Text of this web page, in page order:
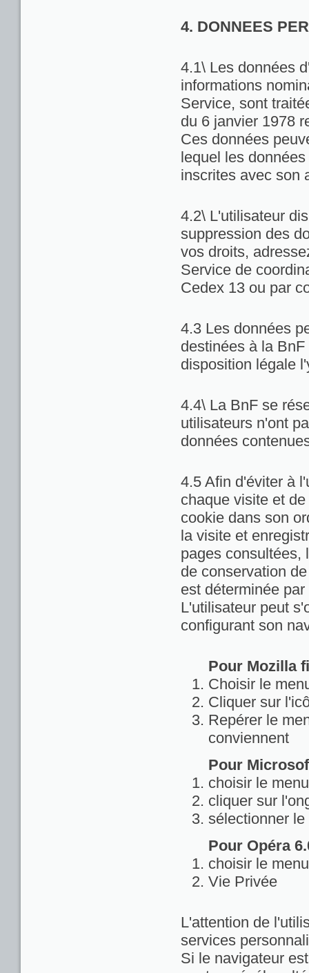
4. DONNEES
4.1\ Les données
informations
Service, sont
du 6 janvier 1978
Ces données
lequel les
inscrites avec son
4.2\ L'utilisateur
suppression des
vos droits,
Service de
Cedex 13 ou par
4.3 Les données
destinées à la
disposition légale
4.4\ La BnF se
utilisateurs n'ont
données
4.5 Afin d'éviter à
chaque visite et
cookie dans son
la visite et
pages consultées,
de conservation
est déterminée
L'utilisateur peut
configurant son
Pour Mozilla
Choisir le
Cliquer sur
Repérer le
conviennent
Pour
choisir le
cliquer sur
sélectionner
Pour Opéra
choisir le
Vie Privée
L'attention de
services
Si le navigateur